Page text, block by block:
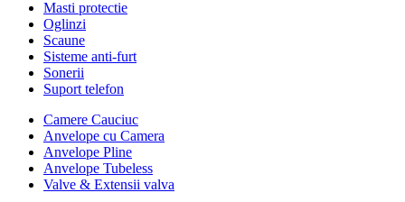
Masti protectie
Oglinzi
Scaune
Sisteme anti-furt
Sonerii
Suport telefon
Camere Cauciuc
Anvelope cu Camera
Anvelope Pline
Anvelope Tubeless
Valve & Extensii valva